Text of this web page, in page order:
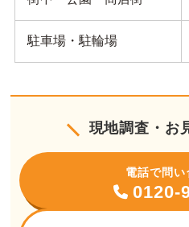
駐車場・駐輪場
現地調査・お
電話で問い
0120-